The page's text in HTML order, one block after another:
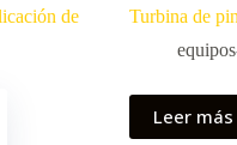
de
Turbina de
Leer más